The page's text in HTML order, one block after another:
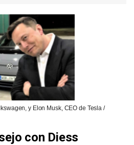
y Elon Musk, CEO de Tesla /
con Diess